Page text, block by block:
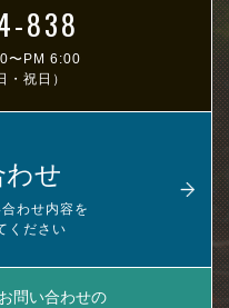
838
〜PM 6:00
・祝日）
わせ
わせ内容を
ください
問い合わせの